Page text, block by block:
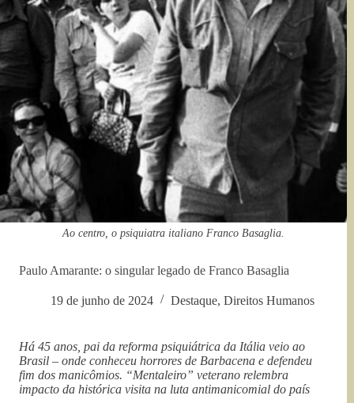
Ao centro, o psiquiatra italiano Franco Basaglia.
Paulo Amarante: o singular legado de Franco Basaglia
19 de junho de 2024 Destaque, Direitos Humanos
Há 45 anos, pai da reforma psiquiátrica da Itália veio ao
Brasil – onde conheceu horrores de Barbacena e defendeu
fim dos manicômios. “Mentaleiro” veterano relembra
impacto da histórica visita na luta antimanicomial do país